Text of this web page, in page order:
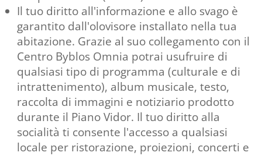
Il tuo diritto all'informazione e allo svago è
garantito dall'olovisore installato nella tua
abitazione. Grazie al suo collegamento con il
Centro Byblos Omnia potrai usufruire di
qualsiasi tipo di programma (culturale e di
intrattenimento), album musicale, testo,
raccolta di immagini e notiziario prodotto
durante il Piano Vidor. Il tuo diritto alla
socialità ti consente l'accesso a qualsiasi
locale per ristorazione, proiezioni, concerti e